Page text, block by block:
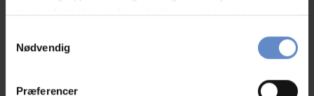
mere information underindstillingerog i vores
tilbage eller ændre indstillinger fra vores
"Cookiedeklaration", eller ved at trykke på "Privacy
Nødvendig
Præferencer
N/A
Familie med børn, DK
31.Jul.2026